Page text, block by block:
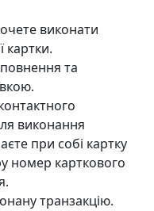
виконати
картки.
та
виконання
при собі картку
номер карткового
транзакцію.